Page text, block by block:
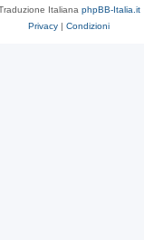
Italiana phpBB-Italia.it
Privacy | Condizioni